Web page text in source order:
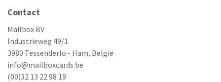
Contact
Mailbox BV
Industrieweg 49/1
3980 Tessenderlo - Ham, België
info@mailboxcards.be
(00)32 13 22 98 19